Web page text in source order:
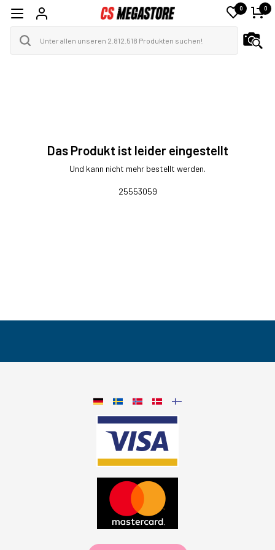
0 0
Das Produkt ist leider eingestellt
Und kann nicht mehr bestellt werden.
25553059